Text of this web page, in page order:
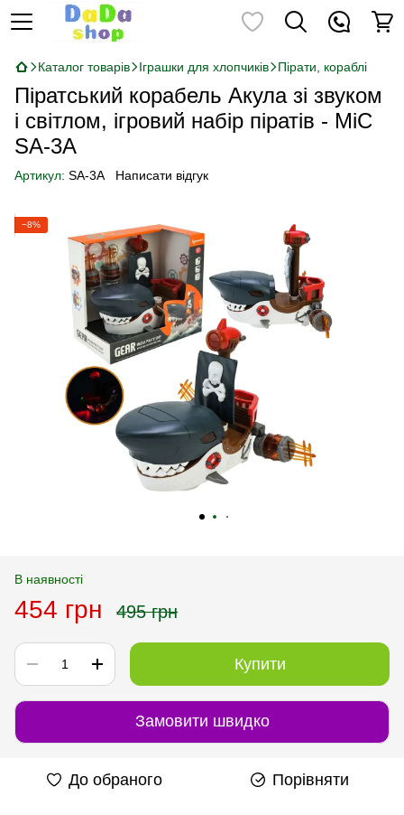
Каталог товарів Іграшки для хлопчиків Пірати, кораблі
Піратський корабель Акула зі звуком
і світлом, ігровий набір піратів - MiC
SA-3A
Артикул: SA-3A Написати відгук
−8%
В наявності
454 грн 495 грн
Купити
Замовити швидко
До обраного Порівняти